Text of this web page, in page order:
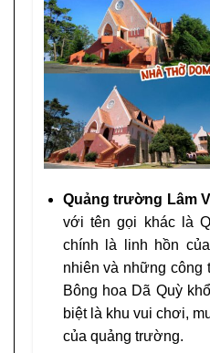
Quảng trường Lâm
với tên gọi khác là
chính là linh hồn
nhiên và những công
Bông hoa Dã Quỳ
biệt là khu vui chơi,
của quảng trường.